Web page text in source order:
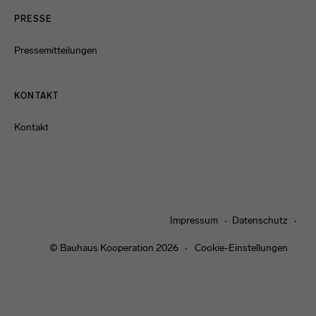
PRESSE
Pressemitteilungen
KONTAKT
Kontakt
Impressum Datenschutz
© Bauhaus Kooperation 2026 Cookie-Einstellungen